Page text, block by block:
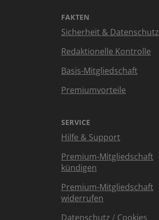
FAKTEN
Sicherheit & Datenschutz
Redaktionelle Kontrolle
Basis-Mitgliedschaft
Premiumvorteile
SERVICE
Hilfe & Support
Premium-Mitgliedschaft
kündigen
Premium-Mitgliedschaft
widerrufen
Datenschutz / Cookies